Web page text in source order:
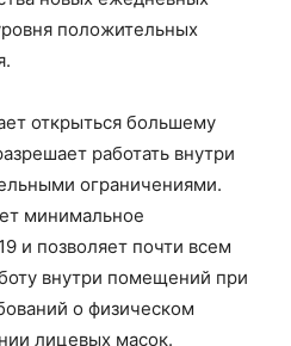
положительных
открыться большему
работать внутри
ограничениями.
минимальное
и позволяет почти всем
внутри помещений при
о физическом
лицевых масок.